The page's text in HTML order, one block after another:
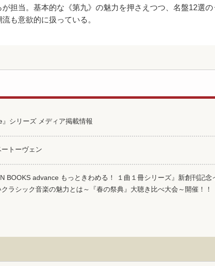
担当。基本的な《第九》の魅力を押さえつつ、名盤12選
も意欲的に扱っている。
』シリーズ メディア掲載情報
トーヴェン
BOOKS advance もっときわめる！ １曲１冊シリーズ』新創刊記念
ラシック音楽の魅力とは～『春の祭典』大聴き比べ大会～開催！！